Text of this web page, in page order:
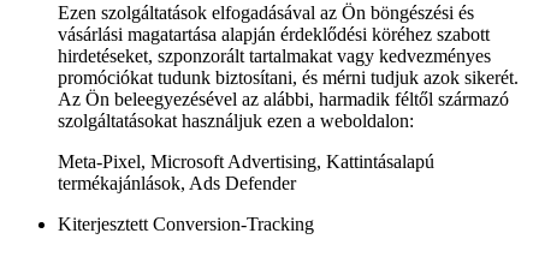
Ezen szolgáltatások elfogadásával az Ön böngészési és
vásárlási magatartása alapján érdeklődési köréhez szabott
hirdetéseket, szponzorált tartalmakat vagy kedvezményes
promóciókat tudunk biztosítani, és mérni tudjuk azok sikerét.
Az Ön beleegyezésével az alábbi, harmadik féltől származó
szolgáltatásokat használjuk ezen a weboldalon:
Meta-Pixel, Microsoft Advertising, Kattintásalapú
termékajánlások, Ads Defender
Kiterjesztett Conversion-Tracking